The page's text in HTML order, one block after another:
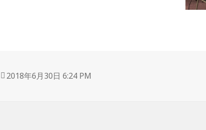
投
2018年6月30日 6:24 PM